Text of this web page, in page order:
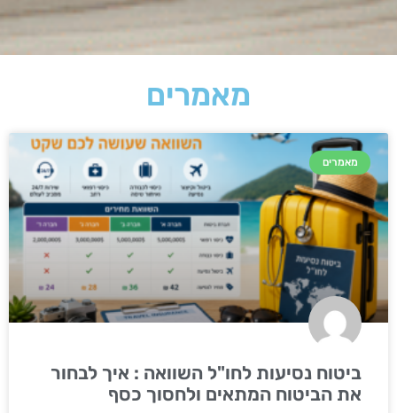
מאמרים
מאמרים
ביטוח נסיעות לחו"ל השוואה : איך לבחור
את הביטוח המתאים ולחסוך כסף